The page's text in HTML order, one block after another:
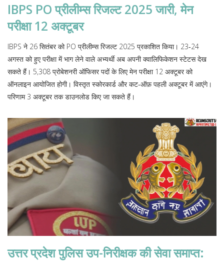
IBPS PO प्रीलीम्स रिजल्ट 2025 जारी, मेन
परीक्षा 12 अक्टूबर
IBPS ने 26 सितंबर को PO प्रीलीम्स रिजल्ट 2025 प्रकाशित किया। 23‑24
अगस्त को हुए परीक्षा में भाग लेने वाले अभ्यर्थी अब अपनी क्वालिफिकेशन स्टेटस देख
सकते हैं। 5,308 प्रोबेशनरी ऑफिसर पदों के लिए मेन परीक्षा 12 अक्टूबर को
ऑनलाइन आयोजित होगी। विस्तृत स्कोरकार्ड और कट‑ऑफ़ पहली अक्टूबर में आएंगे।
परिणाम 3 अक्टूबर तक डाउनलोड किए जा सकते हैं।
उत्तर प्रदेश पुलिस उप-निरीक्षक की सेवा समाप्त: